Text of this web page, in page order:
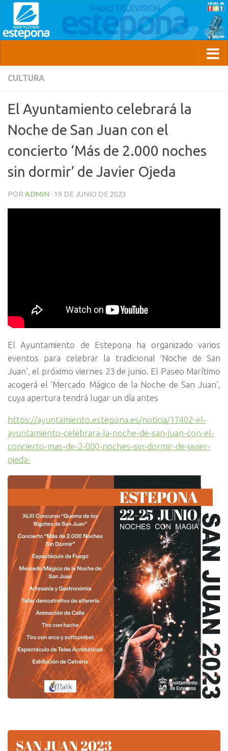
CULTURA
El Ayuntamiento celebrará la
Noche de San Juan con el
concierto ‘Más de 2.000 noches
sin dormir’ de Javier Ojeda
POR ADMIN · 19 DE JUNIO DE 2023
El Ayuntamiento de Estepona ha organizado varios
eventos para celebrar la tradicional ‘Noche de San
Juan’, el próximo viernes 23 de junio. El Paseo Marítimo
acogerá el ‘Mercado Mágico de la Noche de San Juan’,
cuya apertura tendrá lugar un día antes
https://ayuntamiento.estepona.es/noticia/17402-el-
ayuntamiento-celebrara-la-noche-de-san-juan-con-el-
concierto-mas-de-2-000-noches-sin-dormir-de-javier-
ojeda-